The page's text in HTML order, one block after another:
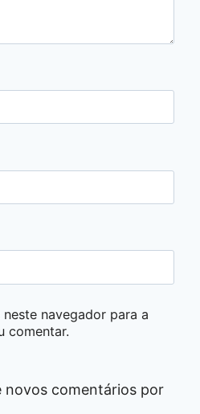
navegador para a
comentar.
comentários por